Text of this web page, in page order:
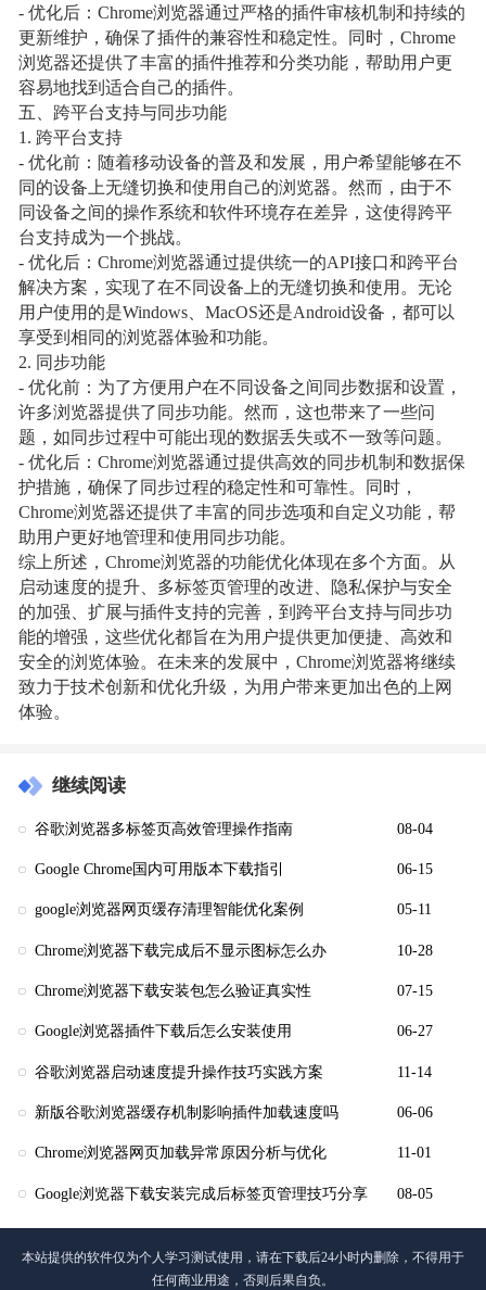
- 优化后：Chrome浏览器通过严格的插件审核机制和持续的
更新维护，确保了插件的兼容性和稳定性。同时，Chrome
浏览器还提供了丰富的插件推荐和分类功能，帮助用户更
容易地找到适合自己的插件。
五、跨平台支持与同步功能
1. 跨平台支持
- 优化前：随着移动设备的普及和发展，用户希望能够在不
同的设备上无缝切换和使用自己的浏览器。然而，由于不
同设备之间的操作系统和软件环境存在差异，这使得跨平
台支持成为一个挑战。
- 优化后：Chrome浏览器通过提供统一的API接口和跨平台
解决方案，实现了在不同设备上的无缝切换和使用。无论
用户使用的是Windows、MacOS还是Android设备，都可以
享受到相同的浏览器体验和功能。
2. 同步功能
- 优化前：为了方便用户在不同设备之间同步数据和设置，
许多浏览器提供了同步功能。然而，这也带来了一些问
题，如同步过程中可能出现的数据丢失或不一致等问题。
- 优化后：Chrome浏览器通过提供高效的同步机制和数据保
护措施，确保了同步过程的稳定性和可靠性。同时，
Chrome浏览器还提供了丰富的同步选项和自定义功能，帮
助用户更好地管理和使用同步功能。
综上所述，Chrome浏览器的功能优化体现在多个方面。从
启动速度的提升、多标签页管理的改进、隐私保护与安全
的加强、扩展与插件支持的完善，到跨平台支持与同步功
能的增强，这些优化都旨在为用户提供更加便捷、高效和
安全的浏览体验。在未来的发展中，Chrome浏览器将继续
致力于技术创新和优化升级，为用户带来更加出色的上网
体验。
继续阅读
谷歌浏览器多标签页高效管理操作指南 08-04
Google Chrome国内可用版本下载指引 06-15
google浏览器网页缓存清理智能优化案例 05-11
Chrome浏览器下载完成后不显示图标怎么办 10-28
Chrome浏览器下载安装包怎么验证真实性 07-15
Google浏览器插件下载后怎么安装使用 06-27
谷歌浏览器启动速度提升操作技巧实践方案 11-14
新版谷歌浏览器缓存机制影响插件加载速度吗 06-06
Chrome浏览器网页加载异常原因分析与优化 11-01
Google浏览器下载安装完成后标签页管理技巧分享 08-05
本站提供的软件仅为个人学习测试使用，请在下载后24小时内删除，不得用于
任何商业用途，否则后果自负。